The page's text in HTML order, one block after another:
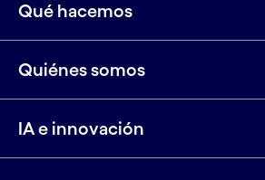
Qué hacemos
Quiénes somos
IA e innovación